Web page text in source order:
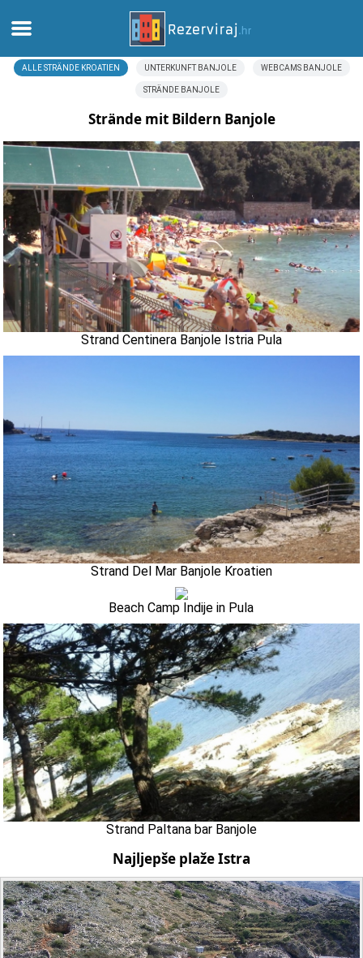
Zuhause
Apartments
Touristeninformation
Strände
webcams
Treffen Sie Kroatien
museen
ALLE STRÄNDE KROATIEN UNTERKUNFT BANJOLE WEBCAMS BANJOLE
STRÄNDE BANJOLE
Strände mit Bildern Banjole
Strand Centinera Banjole Istria Pula
Strand Del Mar Banjole Kroatien
Beach Camp Indije in Pula
Strand Paltana bar Banjole
Najljepše plaže Istra